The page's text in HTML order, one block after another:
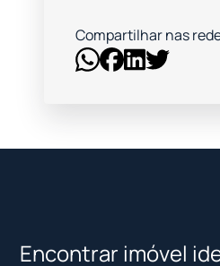
Compartilhar nas
Encontrar imóvel